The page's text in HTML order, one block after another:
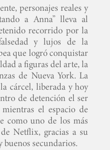
personajes reales y
a Anna” lleva al
recorrido por la
y lujos de la
que logró conquistar
a figuras del arte, la
de Nueva York. La
cárcel, liberada y hoy
de detención el ser
el espacio de
como uno de los más
Netflix, gracias a su
secundarios.